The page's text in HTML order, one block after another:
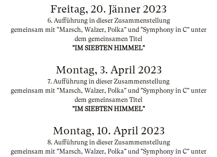
Freitag, 20. Jänner 2023
6. Aufführung in dieser Zusammenstellung
gemeinsam mit "Marsch, Walzer, Polka" und "Symphony in C" unter
dem gemeinsamen Titel
"IM SIEBTEN HIMMEL"
Montag, 3. April 2023
7. Aufführung in dieser Zusammenstellung
gemeinsam mit "Marsch, Walzer, Polka" und "Symphony in C" unter
dem gemeinsamen Titel
"IM SIEBTEN HIMMEL"
Montag, 10. April 2023
8. Aufführung in dieser Zusammenstellung
gemeinsam mit "Marsch, Walzer, Polka" und "Symphony in C" unter